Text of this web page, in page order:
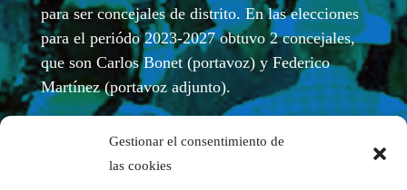
Gestionar el consentimiento de
las cookies
para ser concejales de distrito. En las elecciones
para el periódo 2023-2027 obtuvo 2 concejales,
que son Carlos Bonet (portavoz) y Federico
Martínez (portavoz adjunto).